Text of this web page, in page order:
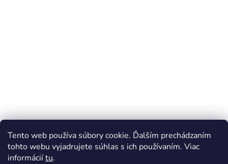
Tento web používa súbory cookie. Ďalším prechádzaním
tohto webu vyjadrujete súhlas s ich používaním. Viac
informáciítu.